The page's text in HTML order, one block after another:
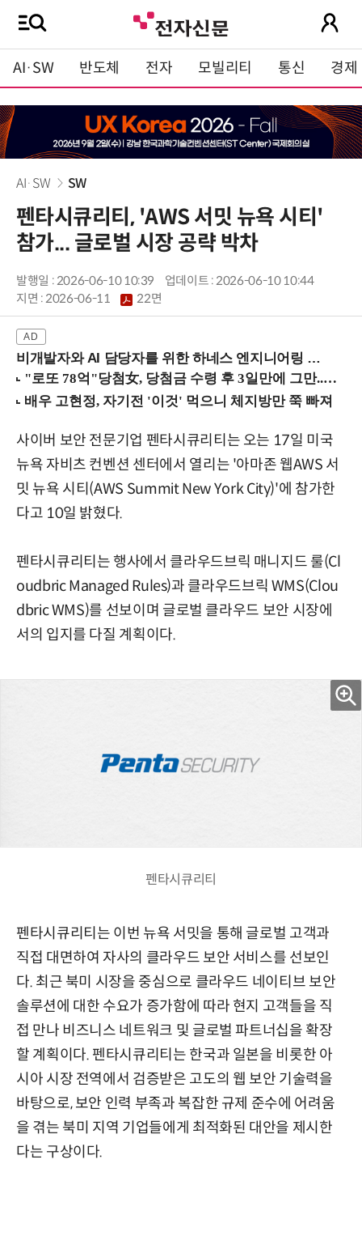
AI·SW 반도체 전자 모빌리티 통신 경제
AI·SW SW
펜타시큐리티, 'AWS 서밋 뉴욕 시티'
참가... 글로벌 시장 공략 박차
발행일 : 2026-06-10 10:39
업데이트 : 2026-06-10 10:44
지면 :2026-06-11 22면
비개발자와 AI 담당자를 위한 하네스 엔지니어링 입문과정 (8/20 신논현역)
사이버 보안 전문기업 펜타시큐리티는 오는 17일 미국
뉴욕 자비츠 컨벤션 센터에서 열리는 '아마존 웹AWS 서
밋 뉴욕 시티(AWS Summit New York City)'에 참가한
다고 10일 밝혔다.
펜타시큐리티는 행사에서 클라우드브릭 매니지드 룰(Cl
oudbric Managed Rules)과 클라우드브릭 WMS(Clou
dbric WMS)를 선보이며 글로벌 클라우드 보안 시장에
서의 입지를 다질 계획이다.
펜타시큐리티
펜타시큐리티는 이번 뉴욕 서밋을 통해 글로벌 고객과
직접 대면하여 자사의 클라우드 보안 서비스를 선보인
다. 최근 북미 시장을 중심으로 클라우드 네이티브 보안
솔루션에 대한 수요가 증가함에 따라 현지 고객들을 직
접 만나 비즈니스 네트워크 및 글로벌 파트너십을 확장
할 계획이다. 펜타시큐리티는 한국과 일본을 비롯한 아
시아 시장 전역에서 검증받은 고도의 웹 보안 기술력을
바탕으로, 보안 인력 부족과 복잡한 규제 준수에 어려움
을 겪는 북미 지역 기업들에게 최적화된 대안을 제시한
다는 구상이다.